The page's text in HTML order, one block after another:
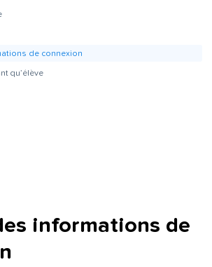
de connexion
qu’élève
informations de